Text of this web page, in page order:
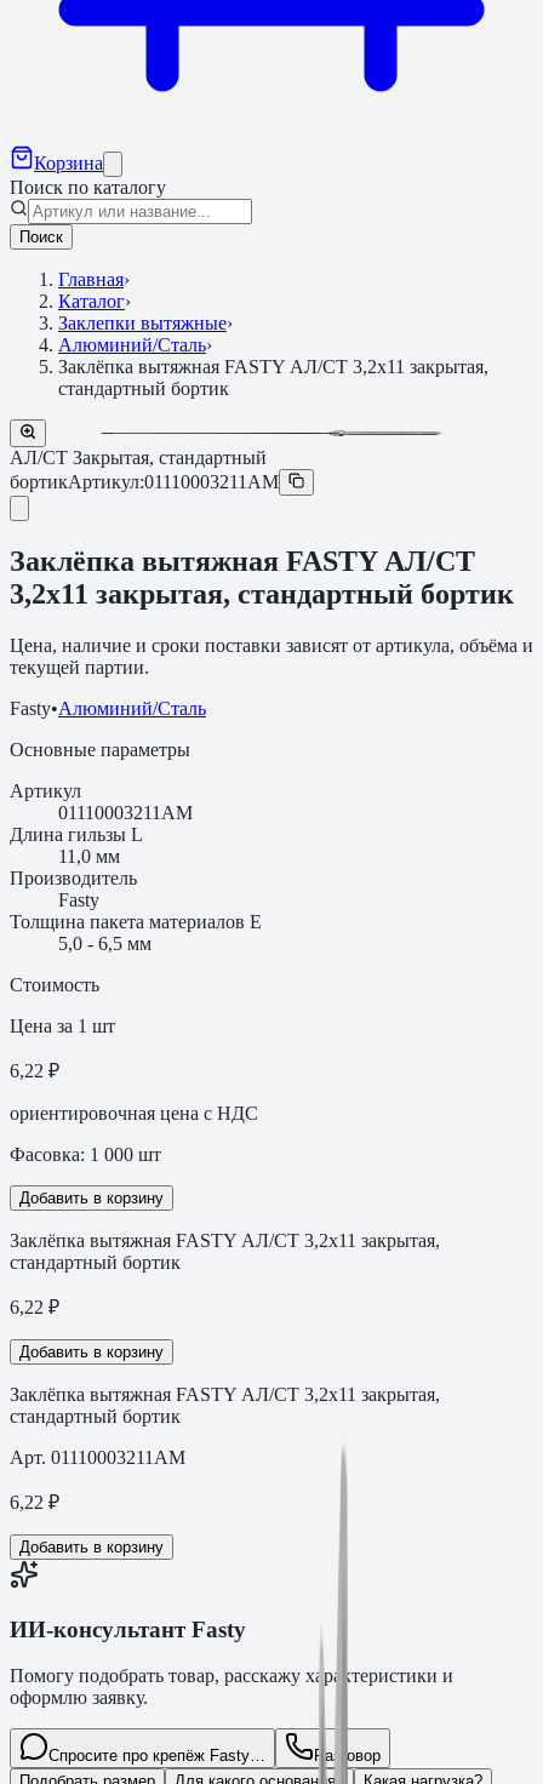
Корзина
Поиск по каталогу
Поиск
Главная›
Каталог›
Заклепки вытяжные›
Алюминий/Сталь›
Заклёпка вытяжная FASTY АЛ/СТ 3,2х11 закрытая,
стандартный бортик
АЛ/СТ Закрытая, стандартный
бортикАртикул:01110003211AM
Заклёпка вытяжная FASTY АЛ/СТ
3,2х11 закрытая, стандартный бортик
Цена, наличие и сроки поставки зависят от артикула, объёма и
текущей партии.
Fasty•Алюминий/Сталь
Основные параметры
Артикул
01110003211AM
Длина гильзы L
11,0 мм
Производитель
Fasty
Толщина пакета материалов E
5,0 - 6,5 мм
Стоимость
Цена за 1 шт
6,22 ₽
ориентировочная цена с НДС
Фасовка: 1 000 шт
Добавить в корзину
Заклёпка вытяжная FASTY АЛ/СТ 3,2х11 закрытая,
стандартный бортик
6,22 ₽
Добавить в корзину
Заклёпка вытяжная FASTY АЛ/СТ 3,2х11 закрытая,
стандартный бортик
Арт. 01110003211AM
6,22 ₽
Добавить в корзину
ИИ-консультант Fasty
Помогу подобрать товар, расскажу характеристики и
оформлю заявку.
Спросите про крепёж Fasty…
Разговор